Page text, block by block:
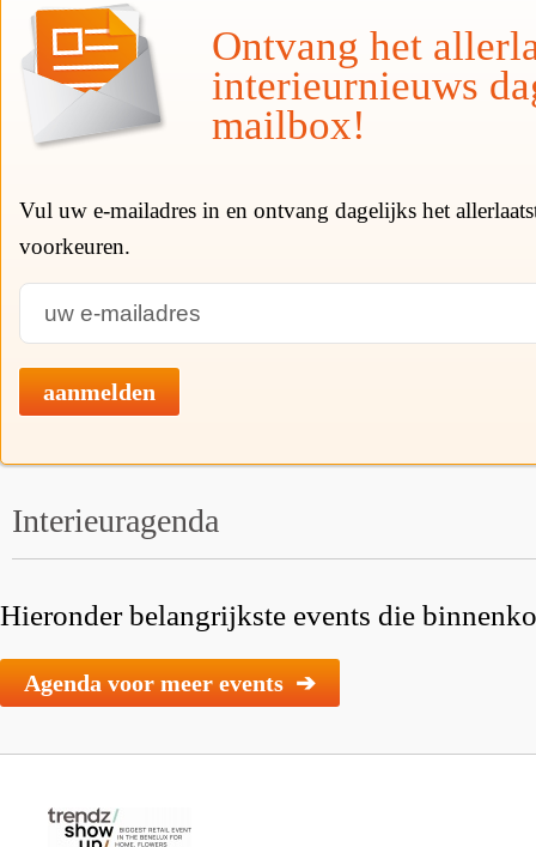
Ontvang het
interieurnieuws
mailbox!
Vul uw e-mailadres in en ontvang dagelijks het
voorkeuren.
aanmelden
Interieuragenda
Hieronder belangrijkste events die
Agenda voor meer events ➔